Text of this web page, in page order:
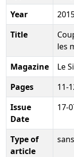
Year
Title
les
Magazine
Le
Pages
11-
Issue
Date
17-
Type of
article